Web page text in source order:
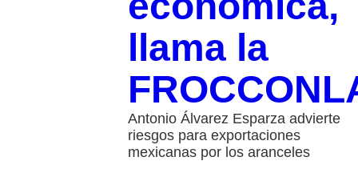
llama la
Antonio Álvarez Esparza advierte
riesgos para exportaciones
mexicanas por los aranceles